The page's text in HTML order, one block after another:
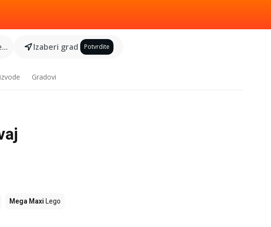
Izaberi grad Potvrdite
Gradovi
Mega Maxi Lego